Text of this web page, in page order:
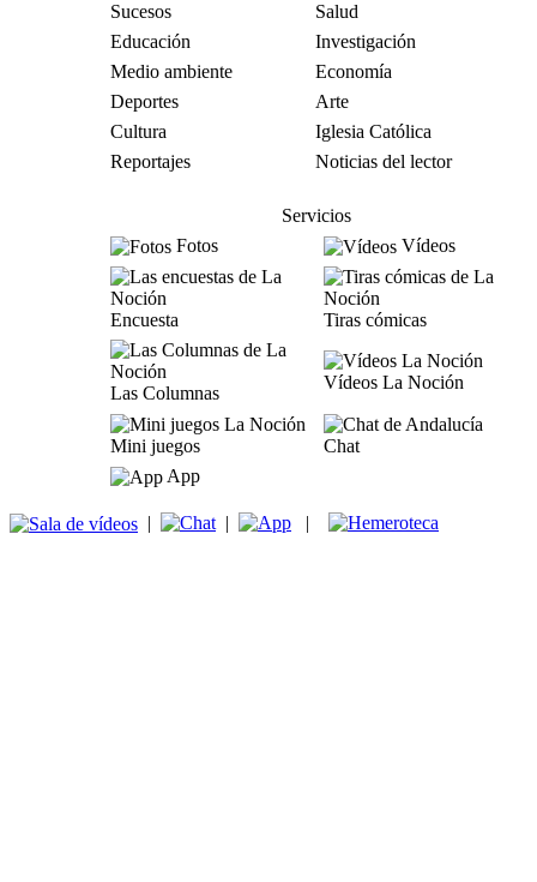
Sucesos
Salud
Educación
Investigación
Medio ambiente
Economía
Deportes
Arte
Cultura
Iglesia Católica
Reportajes
Noticias del lector
Servicios
Fotos
Vídeos
Encuesta Tiras cómicas
Las Columnas
Vídeos La Noción
Mini juegos
Chat
App
| | |